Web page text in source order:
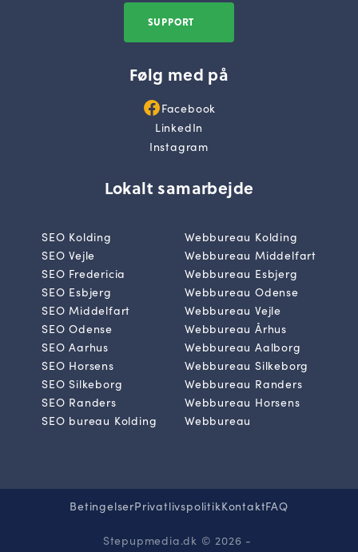
SUPPORT
Følg med på
Facebook
LinkedIn
Instagram
Lokalt samarbejde
SEO Kolding
SEO Vejle
SEO Fredericia
SEO Esbjerg
SEO Middelfart
SEO Odense
SEO Aarhus
SEO Horsens
SEO Silkeborg
SEO Randers
SEO bureau Kolding
Webbureau Kolding
Webbureau Middelfart
Webbureau Esbjerg
Webbureau Odense
Webbureau Vejle
Webbureau Århus
Webbureau Aalborg
Webbureau Silkeborg
Webbureau Randers
Webbureau Horsens
Webbureau
BetingelserPrivatlivspolitikKontaktFAQ
Stepupmedia.dk © 2026 -